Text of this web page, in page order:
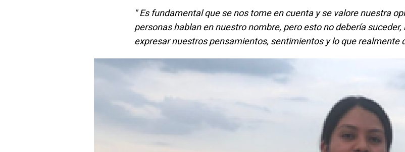
" Es fundamental que se nos tome en cuenta y se valore nuestra
personas hablan en nuestro nombre, pero esto no debería
expresar nuestros pensamientos, sentimientos y lo que realmente